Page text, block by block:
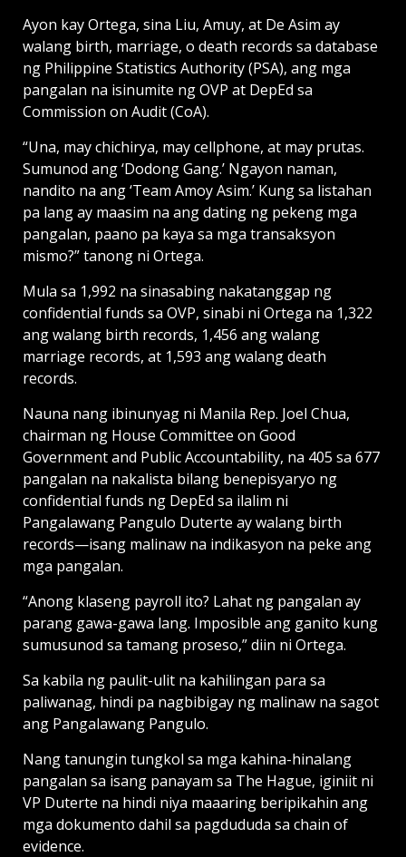
Ayon kay Ortega, sina Liu, Amuy, at De Asim ay
walang birth, marriage, o death records sa database
ng Philippine Statistics Authority (PSA), ang mga
pangalan na isinumite ng OVP at DepEd sa
Commission on Audit (CoA).
“Una, may chichirya, may cellphone, at may prutas.
Sumunod ang ‘Dodong Gang.’ Ngayon naman,
nandito na ang ‘Team Amoy Asim.’ Kung sa listahan
pa lang ay maasim na ang dating ng pekeng mga
pangalan, paano pa kaya sa mga transaksyon
mismo?” tanong ni Ortega.
Mula sa 1,992 na sinasabing nakatanggap ng
confidential funds sa OVP, sinabi ni Ortega na 1,322
ang walang birth records, 1,456 ang walang
marriage records, at 1,593 ang walang death
records.
Nauna nang ibinunyag ni Manila Rep. Joel Chua,
chairman ng House Committee on Good
Government and Public Accountability, na 405 sa 677
pangalan na nakalista bilang benepisyaryo ng
confidential funds ng DepEd sa ilalim ni
Pangalawang Pangulo Duterte ay walang birth
records—isang malinaw na indikasyon na peke ang
mga pangalan.
“Anong klaseng payroll ito? Lahat ng pangalan ay
parang gawa-gawa lang. Imposible ang ganito kung
sumusunod sa tamang proseso,” diin ni Ortega.
Sa kabila ng paulit-ulit na kahilingan para sa
paliwanag, hindi pa nagbibigay ng malinaw na sagot
ang Pangalawang Pangulo.
Nang tanungin tungkol sa mga kahina-hinalang
pangalan sa isang panayam sa The Hague, iginiit ni
VP Duterte na hindi niya maaaring beripikahin ang
mga dokumento dahil sa pagdududa sa chain of
evidence.